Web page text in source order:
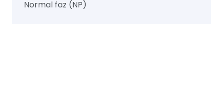
Normal faz (NP)